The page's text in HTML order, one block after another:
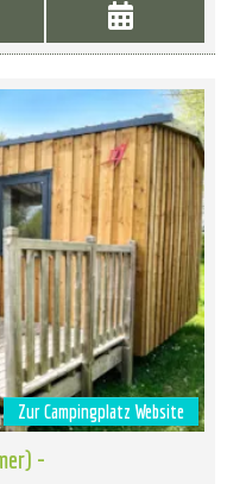
Zur Campingplatz Website
-